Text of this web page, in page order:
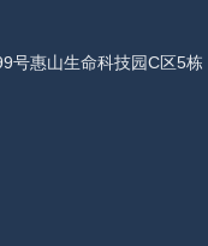
号惠山生命科技园C区5栋